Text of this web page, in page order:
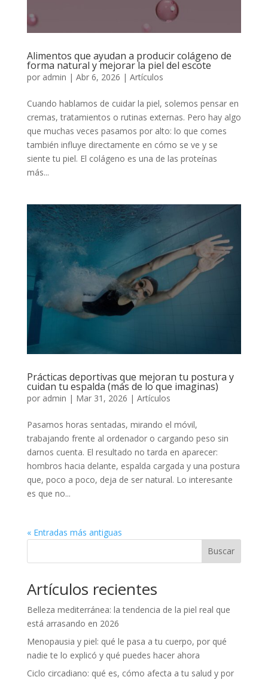
Alimentos que ayudan a producir colágeno de
forma natural y mejorar la piel del escote
por admin | Abr 6, 2026 | Artículos
Cuando hablamos de cuidar la piel, solemos pensar en
cremas, tratamientos o rutinas externas. Pero hay algo
que muchas veces pasamos por alto: lo que comes
también influye directamente en cómo se ve y se
siente tu piel. El colágeno es una de las proteínas
más...
Prácticas deportivas que mejoran tu postura y
cuidan tu espalda (más de lo que imaginas)
por admin | Mar 31, 2026 | Artículos
Pasamos horas sentadas, mirando el móvil,
trabajando frente al ordenador o cargando peso sin
darnos cuenta. El resultado no tarda en aparecer:
hombros hacia delante, espalda cargada y una postura
que, poco a poco, deja de ser natural. Lo interesante
es que no...
« Entradas más antiguas
Buscar
Artículos recientes
Belleza mediterránea: la tendencia de la piel real que
está arrasando en 2026
Menopausia y piel: qué le pasa a tu cuerpo, por qué
nadie te lo explicó y qué puedes hacer ahora
Ciclo circadiano: qué es, cómo afecta a tu salud y por